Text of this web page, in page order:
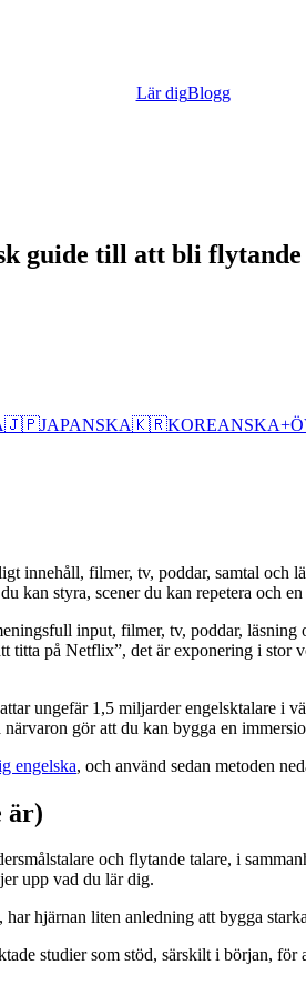
Lär digBlogg
guide till att bli flytande
🇯🇵JAPANSKA🇰🇷KOREANSKA+
filmer, tv, poddar, samtal och
kan styra, scener du kan repetera och
input, filmer, tv, poddar, läsning
titta på Netflix”, det är exponering i
ungefär 1,5 miljarder engelsktalare i
gör att du kan bygga en
engelska, och använd sedan metoden
är)
och flytande talare, i
upp vad du lär dig.
hjärnan liten anledning att bygga
studier som stöd, särskilt i början, för